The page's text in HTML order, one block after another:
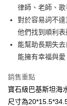
悠遊付
ATM付款
運送方式
每筆NT$80，滿
7-11取貨付款
律師、老師、歌
對於容易詞不
他們找到順利表
能幫助長期失
能擁有幸福與
銷售重點
寶石級巴基斯坦海
尺寸為